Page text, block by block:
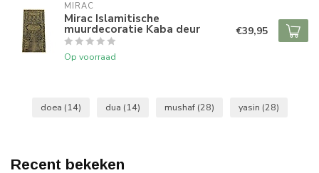
MIRAC
Mirac Islamitische
muurdecoratie Kaba deur
Op voorraad
€39,95
doea (14) dua (14) mushaf (28) yasin (28)
Recent bekeken